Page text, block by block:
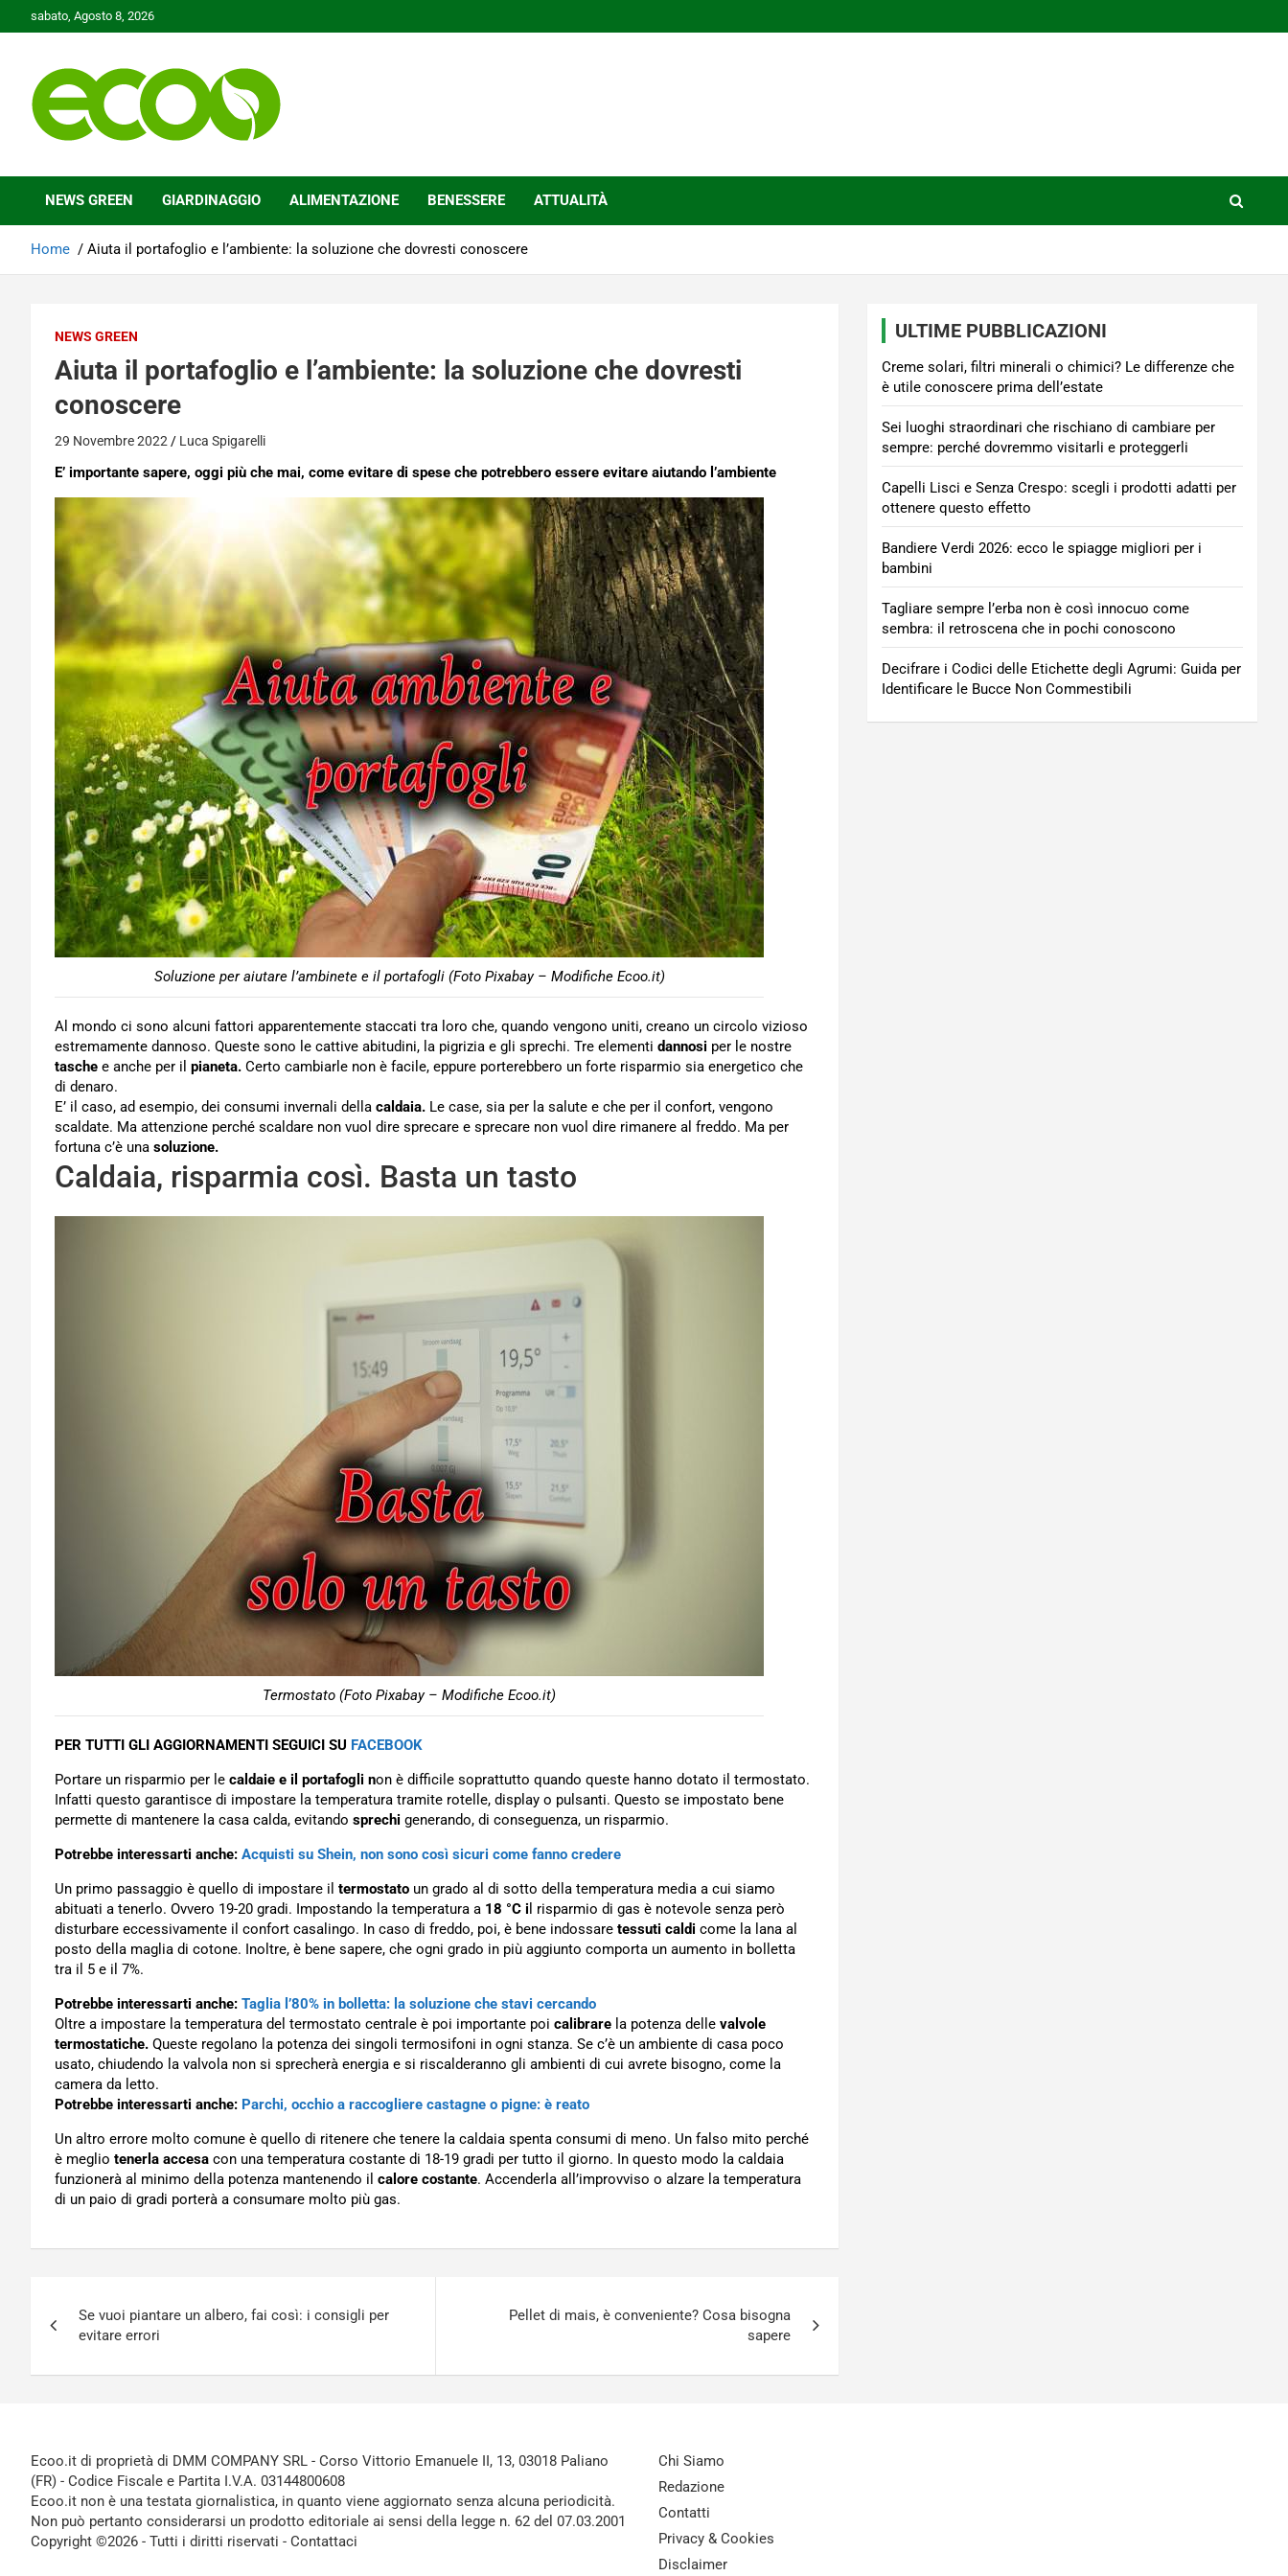
to
sabato, Agosto 8, 2026
Ecoo.it
NEWS GREEN GIARDINAGGIO ALIMENTAZIONE BENESSERE ATTUALITÀ
Home Aiuta il portafoglio e l’ambiente: la soluzione che dovresti conoscere
NEWS GREEN
Aiuta il portafoglio e l’ambiente: la soluzione che dovresti
conoscere
29 Novembre 2022 Luca Spigarelli
E’ importante sapere, oggi più che mai, come evitare di spese che potrebbero essere evitare aiutando l’ambiente
Soluzione per aiutare l’ambinete e il portafogli (Foto Pixabay – Modifiche Ecoo.it)
Al mondo ci sono alcuni fattori apparentemente staccati tra loro che, quando vengono uniti, creano un circolo vizioso
estremamente dannoso. Queste sono le cattive abitudini, la pigrizia e gli sprechi. Tre elementi dannosi per le nostre
tasche e anche per il pianeta. Certo cambiarle non è facile, eppure porterebbero un forte risparmio sia energetico che
di denaro.
E’ il caso, ad esempio, dei consumi invernali della caldaia. Le case, sia per la salute e che per il confort, vengono
scaldate. Ma attenzione perché scaldare non vuol dire sprecare e sprecare non vuol dire rimanere al freddo. Ma per
fortuna c’è una soluzione.
Caldaia, risparmia così. Basta un tasto
Termostato (Foto Pixabay – Modifiche Ecoo.it)
PER TUTTI GLI AGGIORNAMENTI SEGUICI SU FACEBOOK
Portare un risparmio per le caldaie e il portafogli non è difficile soprattutto quando queste hanno dotato il termostato.
Infatti questo garantisce di impostare la temperatura tramite rotelle, display o pulsanti. Questo se impostato bene
permette di mantenere la casa calda, evitando sprechi generando, di conseguenza, un risparmio.
Potrebbe interessarti anche: Acquisti su Shein, non sono così sicuri come fanno credere
Un primo passaggio è quello di impostare il termostato un grado al di sotto della temperatura media a cui siamo
abituati a tenerlo. Ovvero 19-20 gradi. Impostando la temperatura a 18 °C i l risparmio di gas è notevole senza però
disturbare eccessivamente il confort casalingo. In caso di freddo, poi, è bene indossare tessuti caldi come la lana al
posto della maglia di cotone. Inoltre, è bene sapere, che ogni grado in più aggiunto comporta un aumento in bolletta
tra il 5 e il 7%.
Potrebbe interessarti anche: Taglia l’80% in bolletta: la soluzione che stavi cercando
Oltre a impostare la temperatura del termostato centrale è poi importante poi calibrare la potenza delle valvole
termostatiche. Queste regolano la potenza dei singoli termosifoni in ogni stanza. Se c’è un ambiente di casa poco
usato, chiudendo la valvola non si sprecherà energia e si riscalderanno gli ambienti di cui avrete bisogno, come la
camera da letto.
Potrebbe interessarti anche: Parchi, occhio a raccogliere castagne o pigne: è reato
Un altro errore molto comune è quello di ritenere che tenere la caldaia spenta consumi di meno. Un falso mito perché
è meglio tenerla accesa con una temperatura costante di 18-19 gradi per tutto il giorno. In questo modo la caldaia
funzionerà al minimo della potenza mantenendo il calore costante. Accenderla all’improvviso o alzare la temperatura
di un paio di gradi porterà a consumare molto più gas.
articoli
Se vuoi piantare un albero, fai così: i consigli per
evitare errori
Pellet di mais, è conveniente? Cosa bisogna
sapere
ULTIME PUBBLICAZIONI
Creme solari, filtri minerali o chimici? Le differenze che
è utile conoscere prima dell’estate
Sei luoghi straordinari che rischiano di cambiare per
sempre: perché dovremmo visitarli e proteggerli
Capelli Lisci e Senza Crespo: scegli i prodotti adatti per
ottenere questo effetto
Bandiere Verdi 2026: ecco le spiagge migliori per i
bambini
Tagliare sempre l’erba non è così innocuo come
sembra: il retroscena che in pochi conoscono
Decifrare i Codici delle Etichette degli Agrumi: Guida per
Identificare le Bucce Non Commestibili
Ecoo.it di proprietà di DMM COMPANY SRL - Corso Vittorio Emanuele II, 13, 03018 Paliano
(FR) - Codice Fiscale e Partita I.V.A. 03144800608
Ecoo.it non è una testata giornalistica, in quanto viene aggiornato senza alcuna periodicità.
Non può pertanto considerarsi un prodotto editoriale ai sensi della legge n. 62 del 07.03.2001
Copyright ©2026 - Tutti i diritti riservati - Contattaci
Chi Siamo
Redazione
Contatti
Privacy & Cookies
Disclaimer